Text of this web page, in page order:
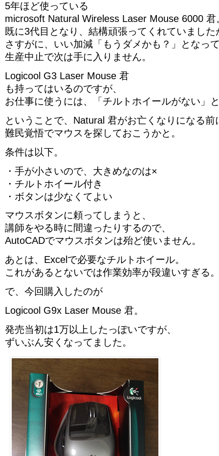
5年ほど使っている
microsoft Natural Wireless Laser Mouse 6000 君
既に3代目となり、結構頑張ってくれていました
さすがに、いい加減「もうダメかも？」となっ
生産中止で次は手に入りません。
Logicool G3 Laser Mouse 君
も持ってはいるのですが、
お仕事に使うには、「チルトホイールがない」
ということで、Natural 君がお亡くなりになる前
難民覚悟でマウスを探しておこうかと。
条件は以下。
・手が小さいので、大きめなのは×
・チルトホイール付き
・ボタンは少なくてよい
マウスボタンに頼ってしまうと、
講師をやる時に間違ったりするので、
AutoCADでマウスボタンは殆ど使いません。
あとは、Excelで必要なチルトホイール。
これがあるとないでは作業効率が段違いすぎる
で、今回購入したのが
Logicool G9x Laser Mouse 君。
発売当初は1万以上したっぽいですが、
ずいぶん安くなってました。